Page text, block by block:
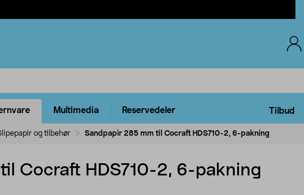
Multimedia Reservedeler Tilbud
og tilbehør Sandpapir 285 mm til Cocraft HDS710-2, 6-pakning
Cocraft HDS710-2, 6-pakning